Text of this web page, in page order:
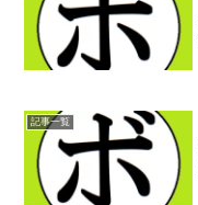
記事一覧